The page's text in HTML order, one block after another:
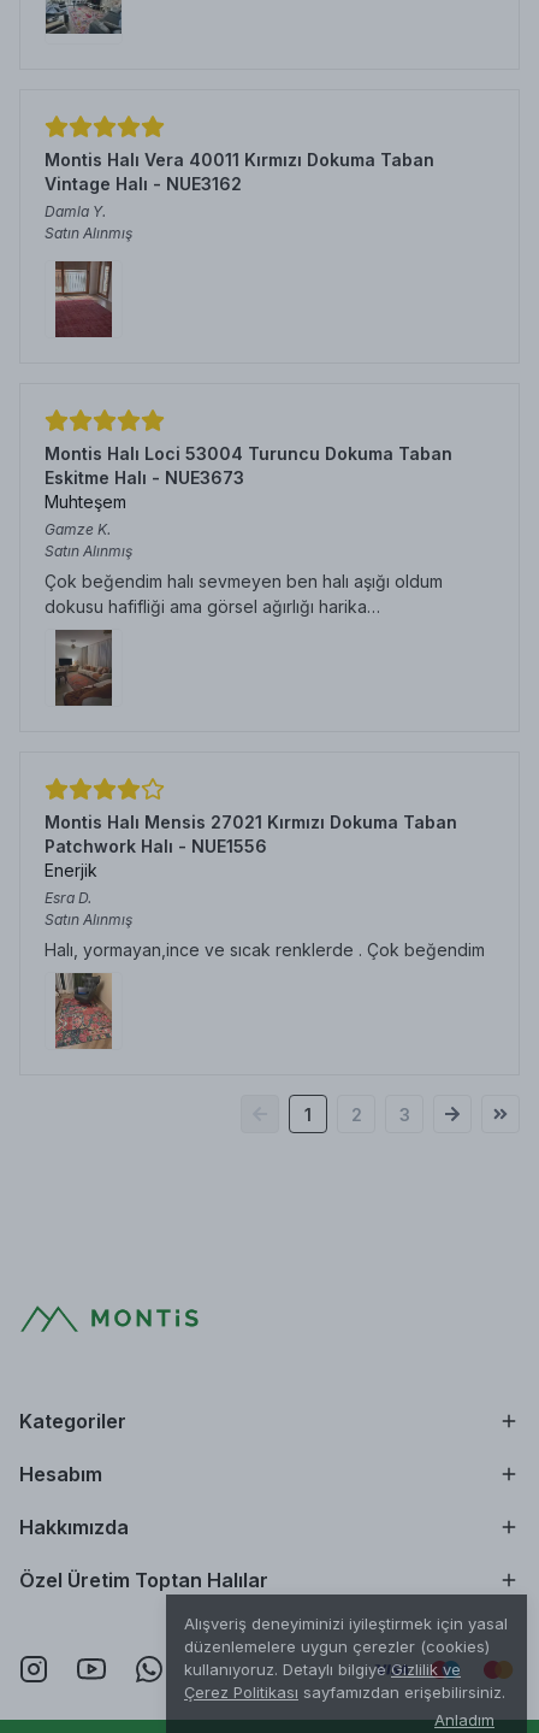
Alışveriş deneyiminizi iyileştirmek için yasal
düzenlemelere uygun çerezler (cookies)
kullanıyoruz. Detaylı bilgiyeGizlilik ve
Çerez Politikası sayfamızdan erişebilirsiniz.
Anladım
Montis Halı Vera 40011 Kırmızı Dokuma Taban
Vintage Halı - NUE3162
Damla Y.
Satın Alınmış
Montis Halı Loci 53004 Turuncu Dokuma Taban
Eskitme Halı - NUE3673
Muhteşem
Gamze K.
Satın Alınmış
Çok beğendim halı sevmeyen ben halı aşığı oldum
dokusu hafifliği ama görsel ağırlığı harika…
Montis Halı Mensis 27021 Kırmızı Dokuma Taban
Patchwork Halı - NUE1556
Enerjik
Esra D.
Satın Alınmış
Halı, yormayan,ince ve sıcak renklerde . Çok beğendim
1 2 3
Kategoriler
Hesabım
Hakkımızda
Özel Üretim Toptan Halılar